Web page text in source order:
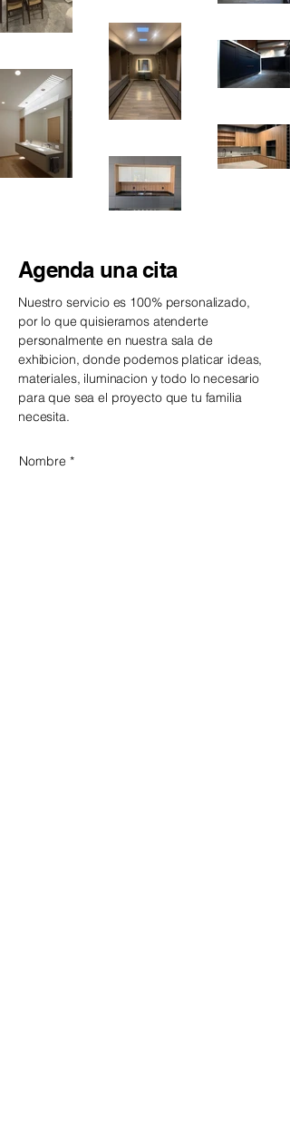
Agenda una cita
Nuestro servicio es 100% personalizado,
por lo que quisieramos atenderte
personalmente en nuestra sala de
exhibicion, donde podemos platicar ideas,
materiales, iluminacion y todo lo necesario
para que sea el proyecto que tu familia
necesita.
Nombre *